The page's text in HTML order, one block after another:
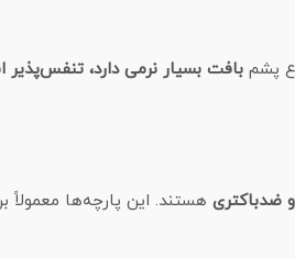
پشم بافت بسیار نرمی دارد،
ضدباکتری هستند. این پارچه‌ها معمولاً